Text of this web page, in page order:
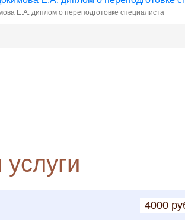
Е.А. диплом о переподготовке специалиста
4000